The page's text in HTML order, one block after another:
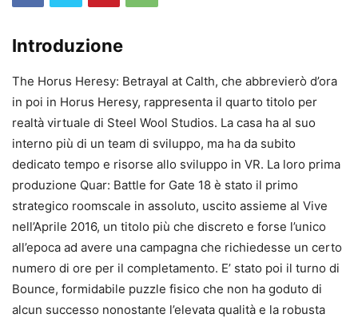
Introduzione
The Horus Heresy: Betrayal at Calth, che abbrevierò d’ora
in poi in Horus Heresy, rappresenta il quarto titolo per
realtà virtuale di Steel Wool Studios. La casa ha al suo
interno più di un team di sviluppo, ma ha da subito
dedicato tempo e risorse allo sviluppo in VR. La loro prima
produzione Quar: Battle for Gate 18 è stato il primo
strategico roomscale in assoluto, uscito assieme al Vive
nell’Aprile 2016, un titolo più che discreto e forse l’unico
all’epoca ad avere una campagna che richiedesse un certo
numero di ore per il completamento. E’ stato poi il turno di
Bounce, formidabile puzzle fisico che non ha goduto di
alcun successo nonostante l’elevata qualità e la robusta